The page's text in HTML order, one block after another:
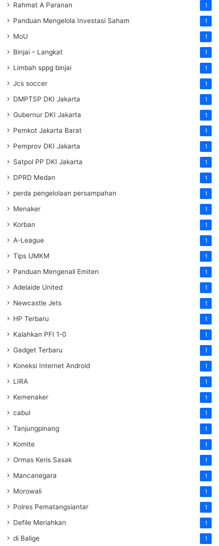
Rahmat A Paranan 1
Panduan Mengelola Investasi Saham 1
MoU 1
Binjai – Langkat 1
Limbah sppg binjai 1
Jcs soccer 1
DMPTSP DKI Jakarta 1
Gubernur DKI Jakarta 1
Pemkot Jakarta Barat 1
Pemprov DKI Jakarta 1
Satpol PP DKI Jakarta 1
DPRD Medan 1
perda pengelolaan persampahan 1
Menaker 1
Korban 1
A-League 1
Tips UMKM 1
Panduan Mengenali Emiten 1
Adelaide United 1
Newcastle Jets 1
HP Terbaru 1
Kalahkan PFI 1-0 1
Gadget Terbaru 1
Koneksi Internet Android 1
LIRA 1
Kemenaker 1
cabul 1
Tanjungpinang 1
Komite 1
Ormas Keris Sasak 1
Mancanegara 1
Morowali 1
Polres Pematangsiantar 1
Defile Meriahkan 1
di Balige 1